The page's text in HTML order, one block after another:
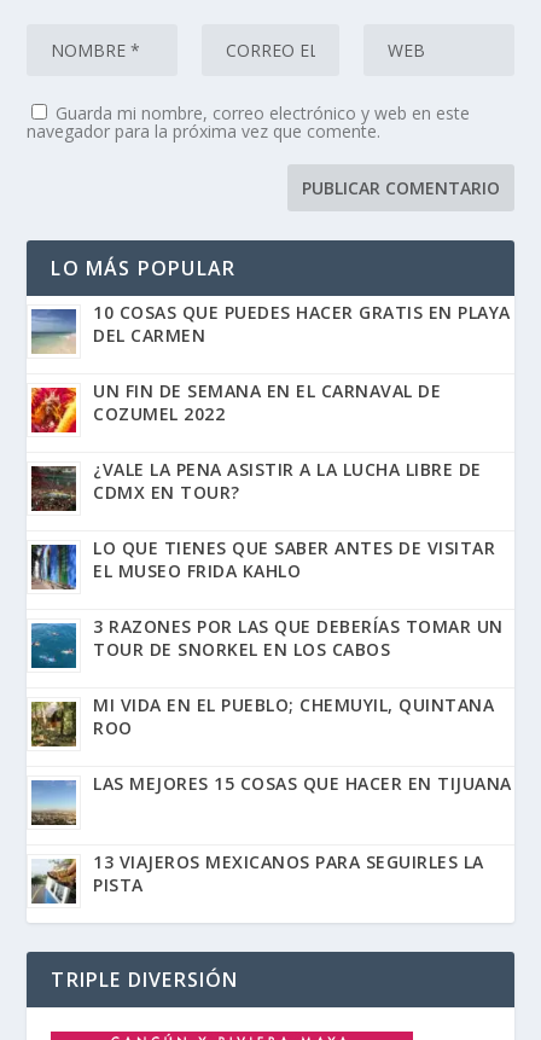
Guarda mi nombre, correo electrónico y web en este
navegador para la próxima vez que comente.
LO MÁS POPULAR
10 COSAS QUE PUEDES HACER GRATIS EN PLAYA
DEL CARMEN
UN FIN DE SEMANA EN EL CARNAVAL DE
COZUMEL 2022
¿VALE LA PENA ASISTIR A LA LUCHA LIBRE DE
CDMX EN TOUR?
LO QUE TIENES QUE SABER ANTES DE VISITAR
EL MUSEO FRIDA KAHLO
3 RAZONES POR LAS QUE DEBERÍAS TOMAR UN
TOUR DE SNORKEL EN LOS CABOS
MI VIDA EN EL PUEBLO; CHEMUYIL, QUINTANA
ROO
LAS MEJORES 15 COSAS QUE HACER EN TIJUANA
13 VIAJEROS MEXICANOS PARA SEGUIRLES LA
PISTA
TRIPLE DIVERSIÓN